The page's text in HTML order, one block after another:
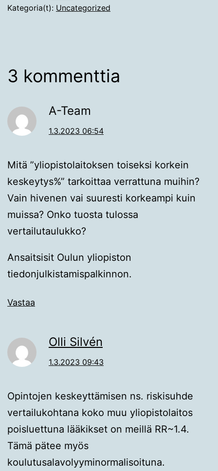
Kategoria(t): Uncategorized
3 kommenttia
A-Team
1.3.2023 06:54
Mitä ”yliopistolaitoksen toiseksi korkein
keskeytys%” tarkoittaa verrattuna muihin?
Vain hivenen vai suuresti korkeampi kuin
muissa? Onko tuosta tulossa
vertailutaulukko?
Ansaitsisit Oulun yliopiston
tiedonjulkistamispalkinnon.
Vastaa
Olli Silvén
1.3.2023 09:43
Opintojen keskeyttämisen ns. riskisuhde
vertailukohtana koko muu yliopistolaitos
poisluettuna lääkikset on meillä RR~1.4.
Tämä pätee myös
koulutusalavolyyminormalisoituna.